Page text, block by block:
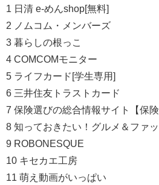
1 日清 e-めんshop[無料]
2 ノムコム・メンバーズ
3 暮らしの根っこ
4 COMCOMモニター
5 ライフカード[学生専用]
6 三井住友トラストカード
7 保険選びの総合情報サイト【保険
8 知っておきたい！グルメ＆ファ
9 ROBONESQUE
10 キセカエ工房
11 萌え動画がいっぱい